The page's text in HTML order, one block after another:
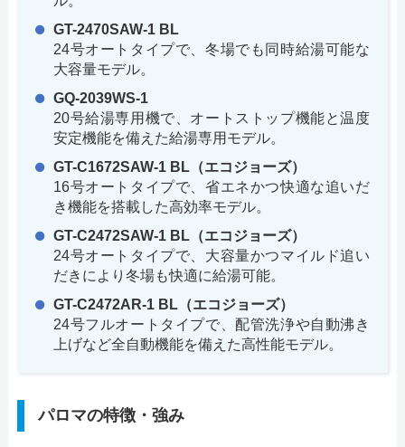
GT-2470SAW-1 BL
24号オートタイプで、冬場でも同時給湯可能な
大容量モデル。
GQ-2039WS-1
20号給湯専用機で、オートストップ機能と温度
安定機能を備えた給湯専用モデル。
GT-C1672SAW-1 BL（エコジョーズ）
16号オートタイプで、省エネかつ快適な追いだ
き機能を搭載した高効率モデル。
GT-C2472SAW-1 BL（エコジョーズ）
24号オートタイプで、大容量かつマイルド追い
だきにより冬場も快適に給湯可能。
GT-C2472AR-1 BL（エコジョーズ）
24号フルオートタイプで、配管洗浄や自動沸き
上げなど全自動機能を備えた高性能モデル。
パロマの特徴・強み